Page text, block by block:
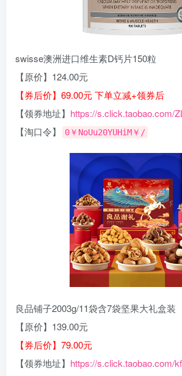
swisse澳洲进口维生素D钙片150粒
【原价】124.00元
【券后价】69.00元 下单立减+领券后
【领券地址】 https://s.click.taobao.com/
【淘口令】
0￥NoUu20YUHiM￥/
良品铺子2003g/11袋含7袋坚果大礼盒装
【原价】139.00元
【券后价】79.00元
【领券地址】 https://s.click.taobao.com/